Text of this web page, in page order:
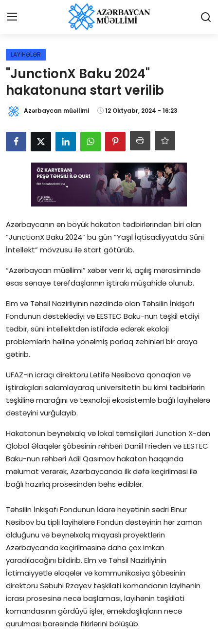
Giriş
Qəzetə elan ver
Reklam və elan
Biz kimik?
Bütün xəbərlər
Gündəlik
Rəsmi
Təhsil
Müsahibə
Elm və innovasiya
Təhlil
Reportaj
Pedaqogika
Regionlar
Qəzetin PDF arxivi
İctimai şura
Dünya
LAYİHƏLƏR
"JunctionX Baku 2024"
hakatonuna start verilib
Azərbaycan müəllimi 12 Oktyabr, 2024 - 16:23
Azərbaycanın ən böyük hakaton tədbirlərindən biri olan
“JunctionX Baku 2024” bu gün “Yaşıl İqtisadiyyatda Süni
İntellekt” mövzusu ilə start götürüb.
“Azərbaycan müəllimi” xəbər verir ki, açılış mərasimində
əsas sənaye tərəfdaşlarının iştirakı müşahidə olunub.
Elm və Təhsil Nazirliyinin nəzdində olan Təhsilin İnkişafı
Fondunun dəstəklədiyi və EESTEC Baku-nun təşkil etdiyi
tədbir, süni intellektdən istifadə edərək ekoloji
problemlərin həllinə yönəlmiş parlaq zehinləri bir araya
gətirib.
UFAZ-ın icraçı direktoru Lətifə Nəsibova qonaqları və
iştirakçıları salamlayaraq universitetin bu kimi tədbirlərin
təşkilinə marağını və texnoloji ekosistemlə bağlı layihələrə
dəstəyini vurğulayıb.
Hakatonun beynəlxalq və lokal təmsilçiləri Junction X-dən
Qlobal Əlaqələr şöbəsinin rəhbəri Daniil Frieden və EESTEC
Baku-nun rəhbəri Adil Qasımov hakaton haqqında
məlumat verərək, Azərbaycanda ilk dəfə keçirilməsi ilə
bağlı hazırlıq prosesindən bəhs ediblər.
Təhsilin İnkişafı Fondunun İdarə heyətinin sədri Elnur
Nəsibov bu tipli layihələrə Fondun dəstəyinin hər zaman
olduğunu və beynəlxalq miqyaslı proyektlərin
Azərbaycanda keçirilməsinə daha çox imkan
yaradılacağını bildirib. Elm və Təhsil Nazirliyinin
İctimaiyyətlə əlaqələr və kommunikasiya şöbəsinin
direktoru Səbuhi Rzayev təşkilati komandanın layihənin
icrası prosesinə necə başlaması, layihənin təşkilati
komandasının gördüyü işlər, əməkdaşlıqların necə
qurulması barəsində fikirlərini bölüşüb.